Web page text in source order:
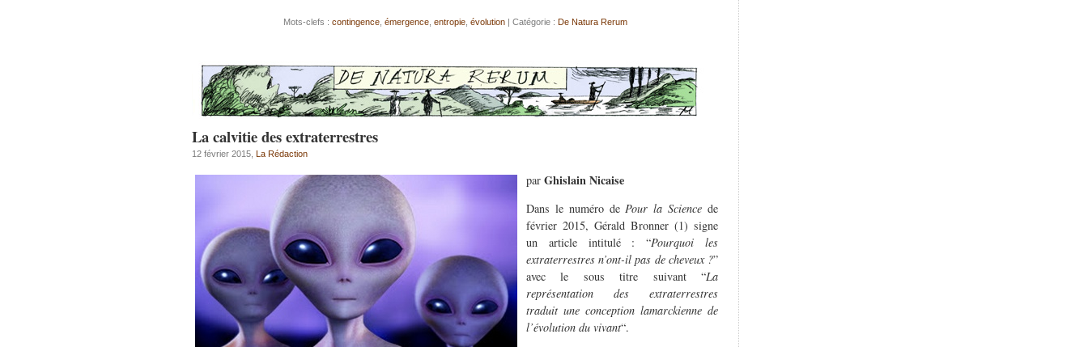
Mots-clefs : contingence, émergence, entropie, évolution| Catégorie : De Natura Rerum
La calvitie des extraterrestres
12 février 2015, La Rédaction
par Ghislain Nicaise
Dans le numéro dePour la Science de
février 2015, Gérald Bronner (1) signe
un article intitulé : “Pourquoi les
extraterrestres n’ont-il pas de cheveux ?”
avec le sous titre suivant “La
représentation des extraterrestres
traduit une conception lamarckienne de
l’évolution du vivant“.